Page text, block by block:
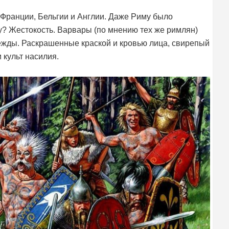
Бельгии и Англии. Даже Риму было
Жестокость. Варвары (по мнению тех же римлян)
Раскрашенные краской и кровью лица, свирепый
насилия.